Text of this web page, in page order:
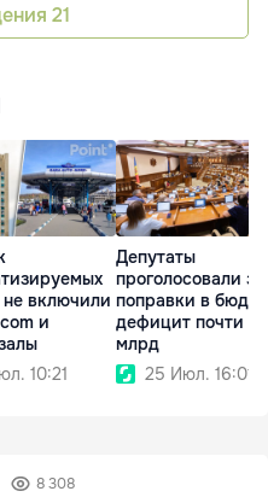
21
не включили
и
10:21
Депутаты
проголосовали за
поправки в
дефицит почти $1
млрд
25 Июл. 16:01
8 308